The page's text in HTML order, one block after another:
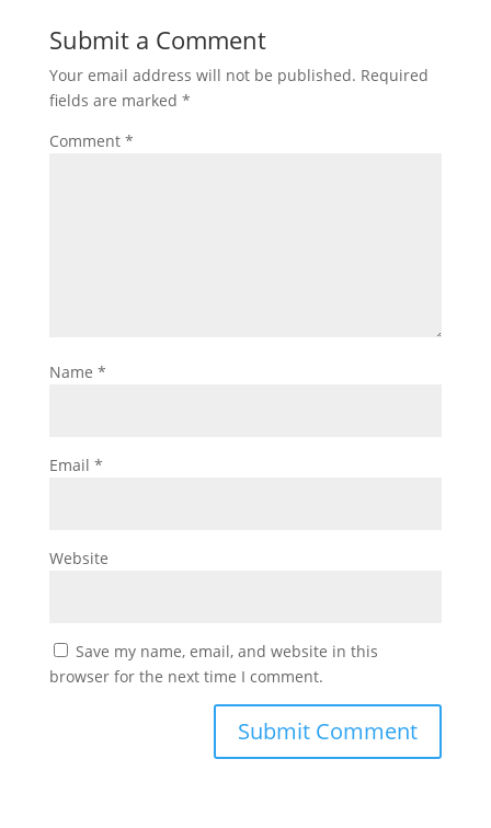
Submit a Comment
Your email address will not be published. Required
fields are marked *
Comment *
Name *
Email *
Website
Save my name, email, and website in this
browser for the next time I comment.